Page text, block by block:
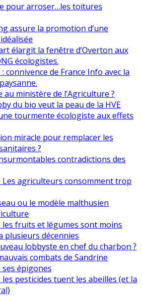
pour arroser…les toitures
assure la promotion d’une
élargit la fenêtre d’Overton aux
écologistes.
: connivence de France Info avec la
ministère de l’Agriculture ?
du bio veut la peau de la HVE
tourmente écologiste aux effets
miracle pour remplacer les
?
contradictions des
Les agriculteurs consomment trop
ou le modèle malthusien
les fruits et légumes sont moins
plusieurs décennies
lobbyste en chef du charbon ?
combats de Sandrine
ses épigones
les pesticides tuent les abeilles (et la